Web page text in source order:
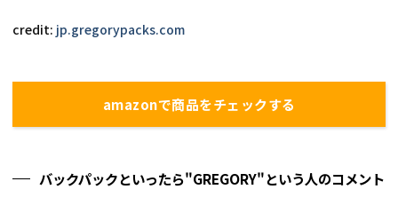
credit: jp.gregorypacks.com
amazonで商品をチェックする
バックパックといったら"GREGORY"という人のコメント